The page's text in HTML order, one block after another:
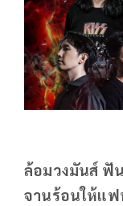
ล้อมวงมันส์ ฟั
จานร้อนให้แฟ